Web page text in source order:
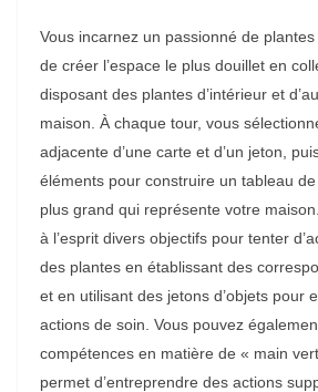
Vous incarnez un passionné de plantes
de créer l’espace le plus douillet en
disposant des plantes d’intérieur et
maison. À chaque tour, vous
adjacente d’une carte et d’un jeton,
éléments pour construire un tableau
plus grand qui représente votre
à l’esprit divers objectifs pour tenter
des plantes en établissant des
et en utilisant des jetons d’objets pour
actions de soin. Vous pouvez
compétences en matière de « main
permet d’entreprendre des actions